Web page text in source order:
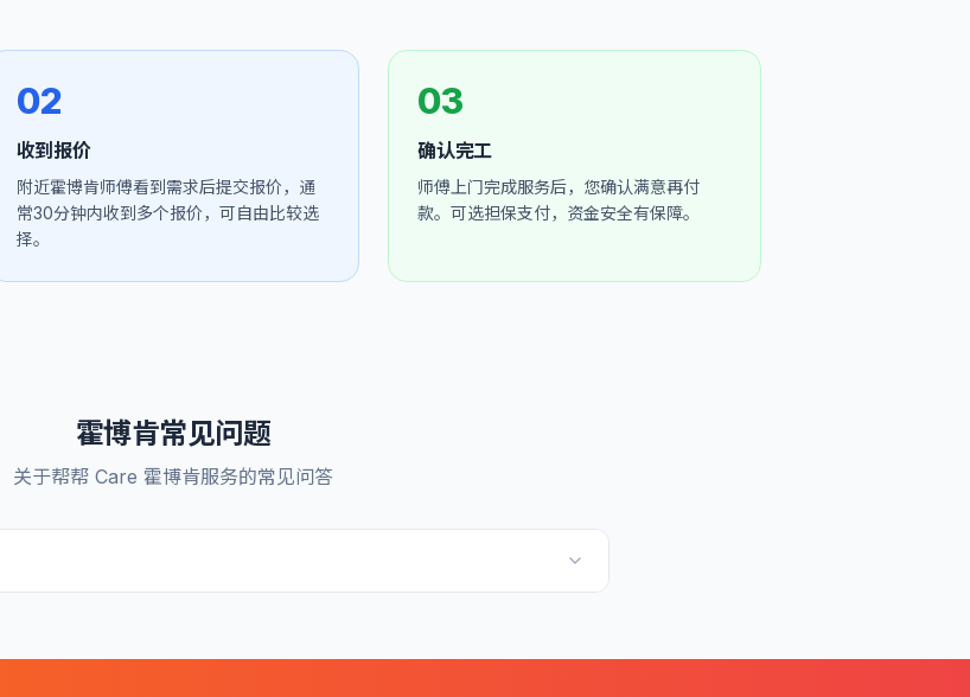
02
收到报价
附近霍博肯师傅看到需求后提交报价，通
常30分钟内收到多个报价，可自由比较选
择。
03
确认完工
师傅上门完成服务后，您确认满意再付
款。可选担保支付，资金安全有保障。
霍博肯常见问题
关于帮帮 Care 霍博肯服务的常见问答